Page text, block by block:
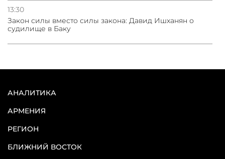
13:30
Закон силы вместо силы закона: Давид Ишханян о
судилище в Баку
АНАЛИТИКА
АРМЕНИЯ
РЕГИОН
БЛИЖНИЙ ВОСТОК